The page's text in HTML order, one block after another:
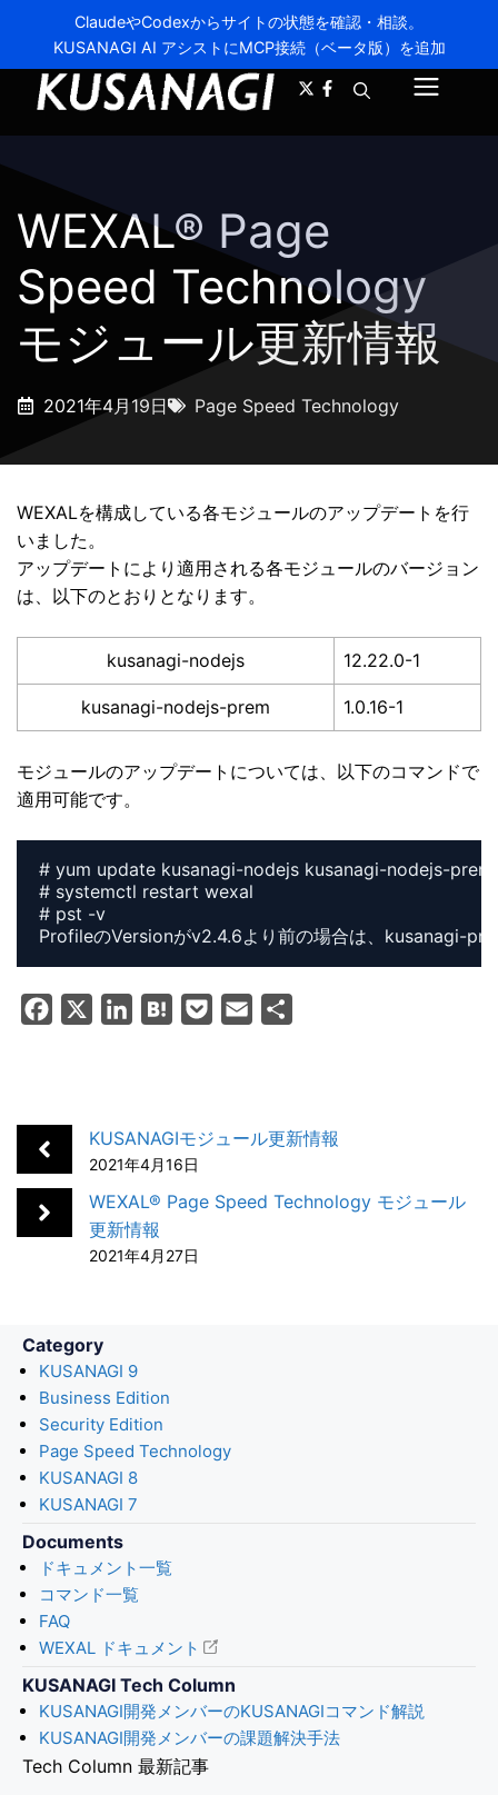
ClaudeやCodexからサイトの状態を確認・相談。
KUSANAGI AI アシストにMCP接続（ベータ版）を追加
ニ
WEXAL® Page
Speed Technology
モジュール更新情報
2021年4月19日 Page Speed Technology
WEXALを構成している各モジュールのアップデートを行
いました。
アップデートにより適用される各モジュールのバージョン
は、以下のとおりとなります。
kusanagi-nodejs 12.22.0-1
kusanagi-nodejs-prem 1.0.16-1
モジュールのアップデートについては、以下のコマンドで
適用可能です。
# yum update kusanagi-nodejs kusanagi-nodejs-prem
# systemctl restart wexal
# pst -v
o
e
d
I
n
n
a
e
l
KUSANAGIモジュール更新情報
2021年4月16日
WEXAL® Page Speed Technology モジュール
更新情報
2021年4月27日
Category
KUSANAGI 9
Business Edition
Security Edition
Page Speed Technology
KUSANAGI 8
KUSANAGI 7
Documents
ドキュメント一覧
コマンド一覧
FAQ
WEXAL ドキュメント
KUSANAGI Tech Column
KUSANAGI開発メンバーのKUSANAGIコマンド解説
KUSANAGI開発メンバーの課題解決手法
Tech Column 最新記事
A- A+